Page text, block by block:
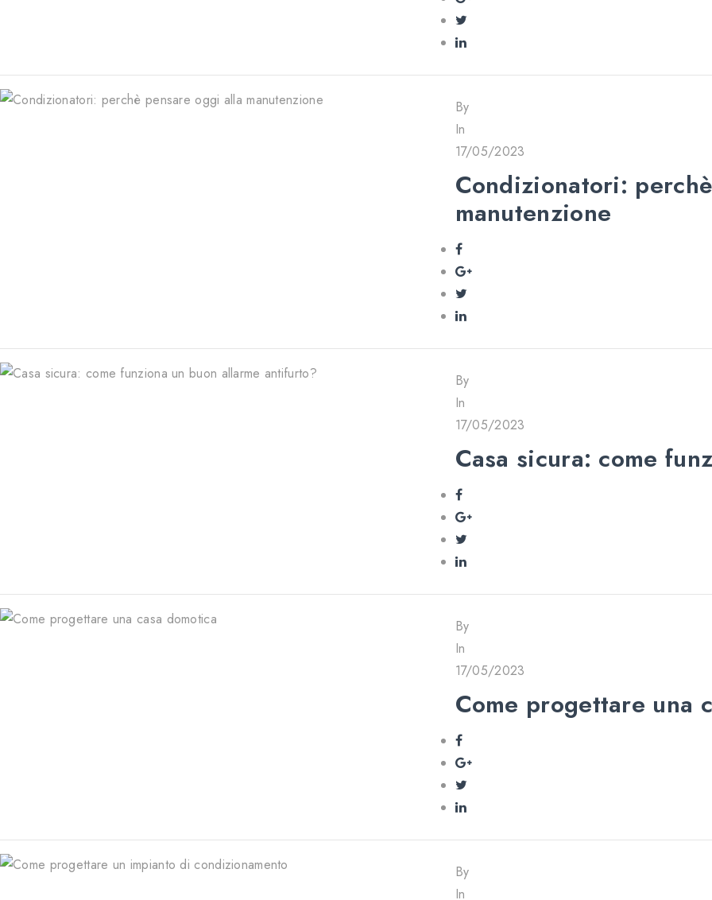
By
In
17/05/2023
Condizionatori:
manutenzione
By
In
17/05/2023
Casa sicura: come
By
In
17/05/2023
Come progettare una
By
In